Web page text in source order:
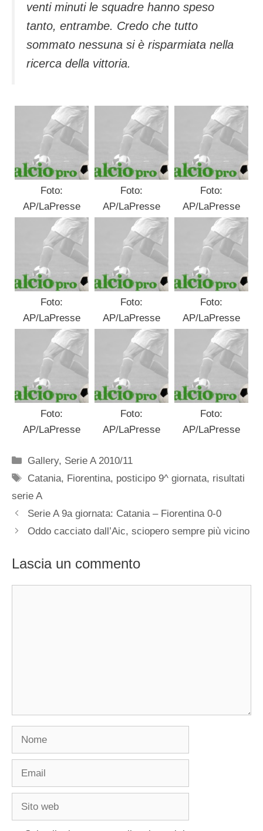
venti minuti le squadre hanno speso
tanto, entrambe. Credo che tutto
sommato nessuna si è risparmiata nella
ricerca della vittoria.
Foto:
AP/LaPresse
Foto:
AP/LaPresse
Foto:
AP/LaPresse
Foto:
AP/LaPresse
Foto:
AP/LaPresse
Foto:
AP/LaPresse
Foto:
AP/LaPresse
Foto:
AP/LaPresse
Foto:
AP/LaPresse
Categorie
Gallery, Serie A 2010/11
Tag
Catania, Fiorentina, posticipo 9^ giornata, risultati
serie A
Serie A 9a giornata: Catania – Fiorentina 0-0
Oddo cacciato dall’Aic, sciopero sempre più vicino
Lascia un commento